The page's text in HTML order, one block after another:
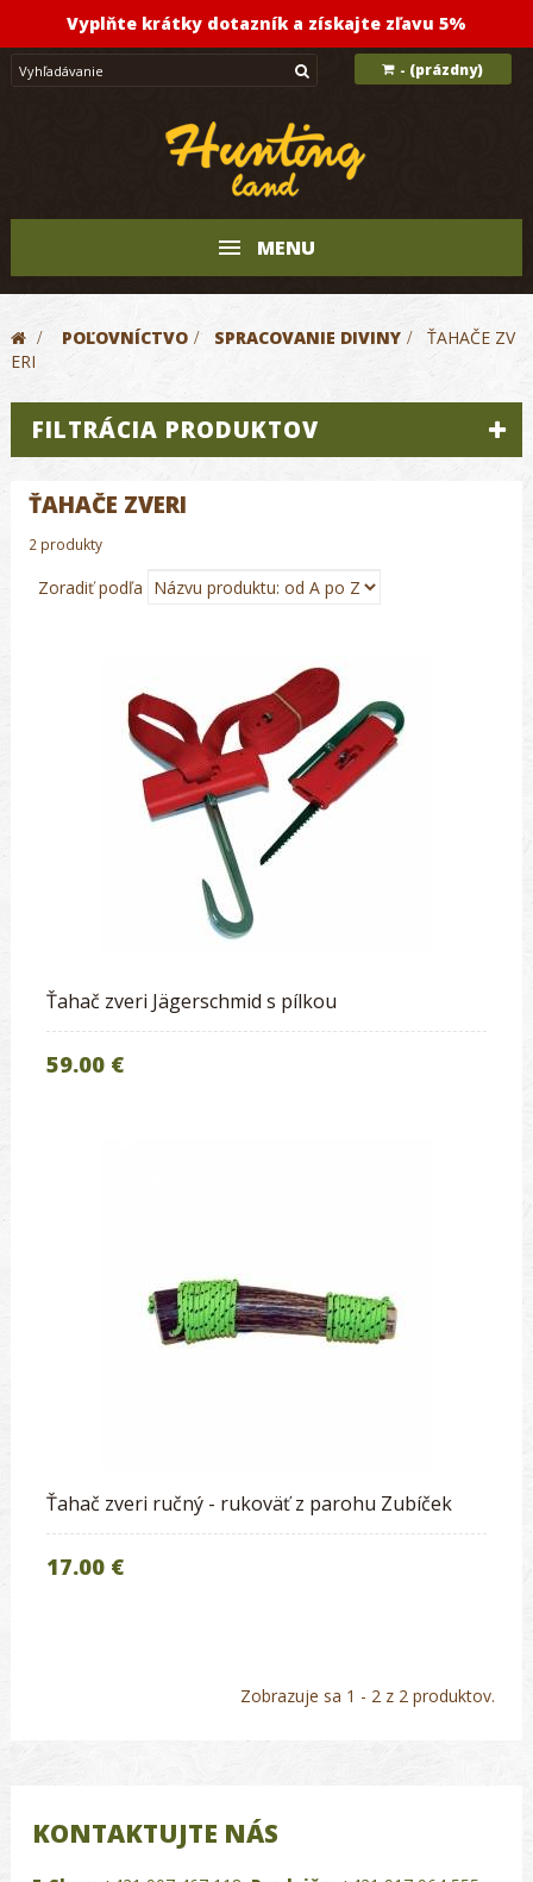
Vyplňte krátky dotazník a získajte zľavu 5%
- (prázdny)
MENU
> POĽOVNÍCTVO > SPRACOVANIE DIVINY >
ŤAHAČE ZV
ERI
FILTRÁCIA PRODUKTOV
ŤAHAČE ZVERI
2 produkty
Zoradiť podľa
Ťahač zveri Jägerschmid s pílkou
59.00 €
Ťahač zveri ručný - rukoväť z parohu Zubíček
17.00 €
Zobrazuje sa 1 - 2 z 2 produktov.
KONTAKTUJTE NÁS